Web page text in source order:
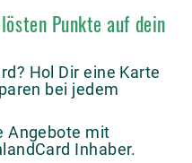
Punkte auf dein
Hol Dir eine Karte
bei jedem
Angebote mit
Inhaber.